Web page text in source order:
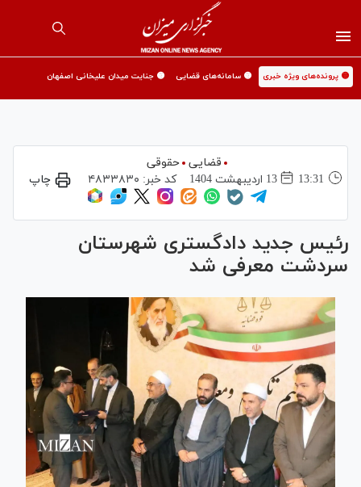
🟡 پرونده‌های ویژه خبری 🟡 سامانه‌های قضایی 🟡 جنایت میدان علیخانی اصفهان
قضایی حقوقی
13:31
13 ارديبهشت 1404 کد خبر: ۴۸۳۳۸۳۰ چاپ
رئیس جدید دادگستری شهرستان
سردشت معرفی شد